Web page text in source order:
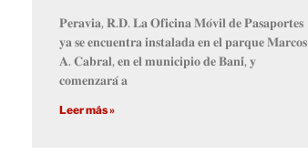
𝐏𝐞𝐫𝐚𝐯𝐢𝐚, 𝐑.𝐃. 𝐋𝐚 𝐎𝐟𝐢𝐜𝐢𝐧𝐚 𝐌𝐨́𝐯𝐢𝐥 𝐝𝐞 𝐏𝐚𝐬𝐚𝐩𝐨𝐫𝐭𝐞𝐬
𝐲𝐚 𝐬𝐞 𝐞𝐧𝐜𝐮𝐞𝐧𝐭𝐫𝐚 𝐢𝐧𝐬𝐭𝐚𝐥𝐚𝐝𝐚 𝐞𝐧 𝐞𝐥 𝐩𝐚𝐫𝐪𝐮𝐞 𝐌𝐚𝐫𝐜𝐨𝐬
𝐀. 𝐂𝐚𝐛𝐫𝐚𝐥, 𝐞𝐧 𝐞𝐥 𝐦𝐮𝐧𝐢𝐜𝐢𝐩𝐢𝐨 𝐝𝐞 𝐁𝐚𝐧𝐢́, 𝐲
𝐜𝐨𝐦𝐞𝐧𝐳𝐚𝐫𝐚́ 𝐚
Leer más »